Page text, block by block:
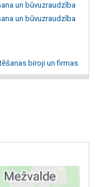
un būvuzraudzība
un būvuzraudzība
biroji un firmas